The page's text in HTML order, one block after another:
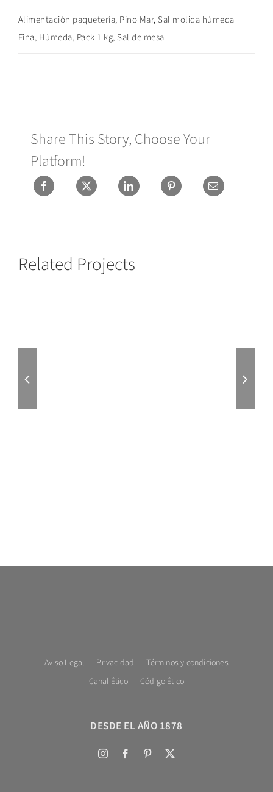
Alimentación paquetería, Pino Mar, Sal molida húmeda
Fina, Húmeda, Pack 1 kg, Sal de mesa
Share This Story, Choose Your
Platform!
Related Projects
Aviso Legal Privacidad
Términos y condiciones
Canal Ético
Código Ético
DESDE EL AÑO 1878